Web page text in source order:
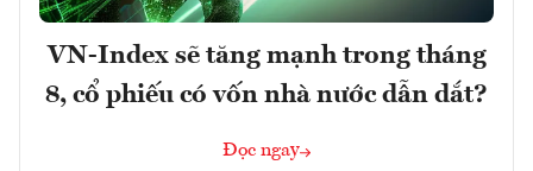
VN-Index sẽ tăng mạnh trong tháng
8, cổ phiếu có vốn nhà nước dẫn dắt?
Đọc ngay